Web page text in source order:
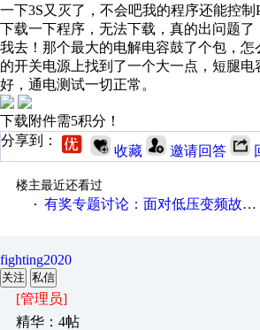
一下3S又灭了，不会吧我的程序还能控
下载一下程序，无法下载，真的出问题
我去！那个最大的电解电容鼓了个包，怎
的开关电源上找到了一个大一点，短腿
好，通电测试一切正常。
下载附件需5积分！
分享到：
收藏 邀请回答
楼主最近还看过
· 有奖专题讨论：面对低压变频故障，老手是这样解决的！
fighting2020
关注 私信
[管理员]
精华：4帖